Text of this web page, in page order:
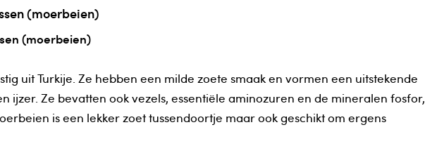
(moerbeien)
(moerbeien)
uit Turkije. Ze hebben een milde zoete smaak en vormen een uitstekende
ijzer. Ze bevatten ook vezels, essentiële aminozuren en de mineralen fosfor,
is een lekker zoet tussendoortje maar ook geschikt om ergens